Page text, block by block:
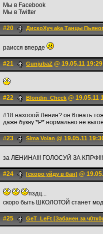
Мы в Facebook
Мы в Twitter
#20 ДискоХуч aka Танцы
раисся вперде
#21 GunjubaZ @ 19.05.11 19:29
#22 Blondin_Check @ 19.05.11
#18 нахооой Ленин? он 6леать
даже букву *Р* нормально не
#23 Sima Volan @ 19.05.11
за ЛЕНИНА!!! ГОЛОСУЙ ЗА КПРФ!!!
#24 [скоро уйду в бан] @
пздц...
скоро быть ШКОЛОТОЙ станет
#25 GeT_LeFt [Забанен за